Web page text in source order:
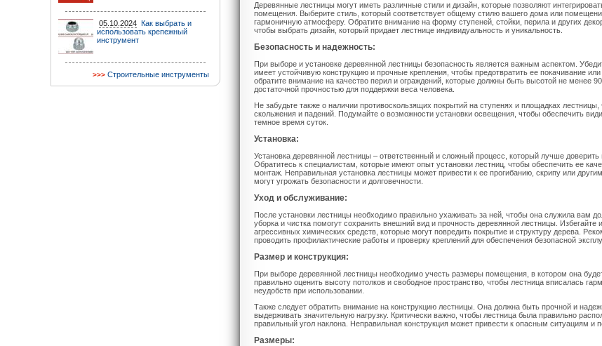
05.10.2024 Как выбрать и
использовать крепежный
инструмент
Строительные инструменты
Деревянные лестницы могут иметь различные стили и дизайн, которые позволяют
помещения. Выберите стиль, который соответствует общему стилю вашего дома или
гармоничную атмосферу. Обратите внимание на форму ступеней, стойки, перила и других
чтобы выбрать дизайн, который придает лестнице индивидуальность и уникальность.
Безопасность и надежность:
При выборе и установке деревянной лестницы безопасность является важным аспектом.
имеет устойчивую конструкцию и прочные крепления, чтобы предотвратить ее покачивание
обратите внимание на качество перил и ограждений, которые должны быть высотой не менее
достаточной прочностью для поддержки веса человека.
Не забудьте также о наличии противоскользящих покрытий на ступенях и площадках лестницы,
скольжения и падений. Подумайте о возможности установки освещения, чтобы обеспечить
темное время суток.
Установка:
Установка деревянной лестницы – ответственный и сложный процесс, который лучше
Обратитесь к специалистам, которые имеют опыт установки лестниц, чтобы обеспечить ее
монтаж. Неправильная установка лестницы может привести к ее прогибанию, скрипу или
могут угрожать безопасности и долговечности.
Уход и обслуживание:
После установки лестницы необходимо правильно ухаживать за ней, чтобы она служила вам
уборка и чистка помогут сохранить внешний вид и прочность деревянной лестницы. Избегайте
агрессивных химических средств, которые могут повредить покрытие и структуру дерева.
проводить профилактические работы и проверку креплений для обеспечения безопасной
Размер и конструкция:
При выборе деревянной лестницы необходимо учесть размеры помещения, в котором она
правильно оценить высоту потолков и свободное пространство, чтобы лестница вписалась
неудобств при использовании.
Также следует обратить внимание на конструкцию лестницы. Она должна быть прочной и
выдерживать значительную нагрузку. Критически важно, чтобы лестница была правильно
правильный угол наклона. Неправильная конструкция может привести к опасным ситуациям и
Размеры: